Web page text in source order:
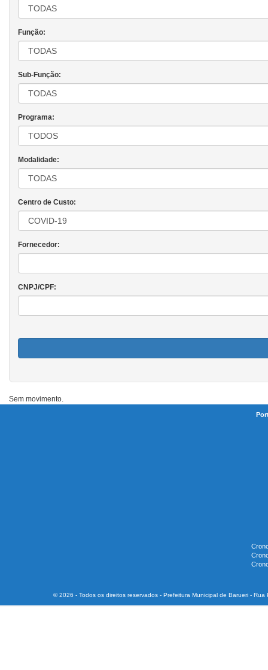
Função:
Sub-Função:
Programa:
Modalidade:
Centro de Custo:
Fornecedor:
CNPJ/CPF:
Sem movimento.
© 2026 - Todos os direitos reservados - Prefeitura Municipal de Barueri -